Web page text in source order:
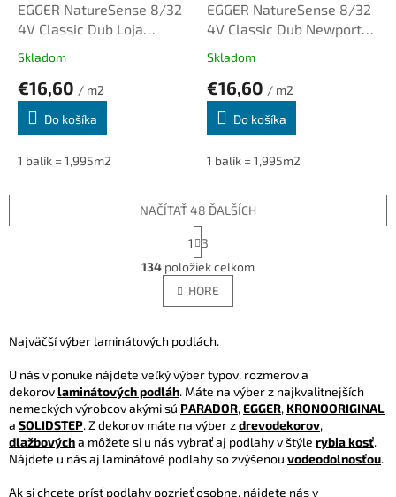
EGGER NatureSense 8/32
4V Classic Dub Loja
Skladom
€16,60 / m2
Do košíka
1 balík = 1,995m2
EGGER NatureSense 8/32
4V Classic Dub Newport
Skladom
€16,60 / m2
Do košíka
1 balík = 1,995m2
O
v
l
á
a
i
e
p
r
v
k
v
NAČÍTAŤ 48 ĎALŠÍCH
S
t
r
á
n
k
v
i
e
1
3
134 položiek celkom
HORE
Najväčší výber laminátových podlách.
U nás v ponuke nájdete veľký výber typov, rozmerov a
dekorovlaminátových podláh. Máte na výber z najkvalitnejších
nemeckých výrobcov akými sú PARADOR,EGGER, KRONOORIGINAL
a SOLIDSTEP. Z dekorov máte na výber zdrevodekorov,
dlažbovýcha môžete si u nás vybrať aj podlahy v štýle rybia kosť.
Nájdete u nás aj laminátové podlahy so zvýšenou vodeodolnosťou.
Ak si chcete prísť podlahy pozrieť osobne, nájdete nás v